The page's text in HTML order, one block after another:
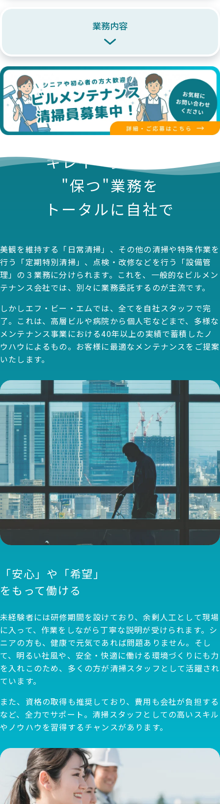
業務内容
キレイ・安全に、
"保つ"業務を
トータルに自社で
美観を維持する「日常清掃」、その他の清掃や特殊作業を
行う「定期特別清掃」、点検・改修などを行う「設備管
理」の３業務に分けられます。これを、一般的なビルメン
テナンス会社では、別々に業務委託するのが主流です。
しかしエフ・ビー・エムでは、全てを自社スタッフで完
了。これは、高層ビルや病院から個人宅などまで、多様な
メンテナンス事業における40年以上の実績で蓄積したノ
ウハウによるもの。お客様に最適なメンテナンスをご提案
いたします。
「安心」や「希望」
をもって働ける
未経験者には研修期間を設けており、余剰人工として現場
に入って、作業をしながら丁寧な説明が受けられます。シ
ニアの方も、健康で元気であれば問題ありません。そし
て、明るい社風や、安全・快適に働ける環境づくりにも力
を入れこのため、多くの方が清掃スタッフとして活躍され
ています。
また、資格の取得も推奨しており、費用も会社が負担する
など、全力でサポート。清掃スタッフとしての高いスキル
やノウハウを習得するチャンスがあります。